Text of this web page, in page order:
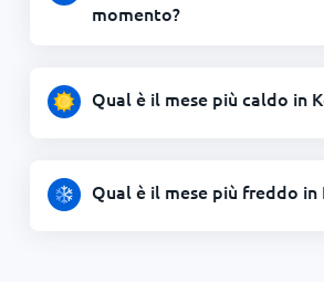
momento?
Qual è il mese più caldo in
Qual è il mese più freddo in